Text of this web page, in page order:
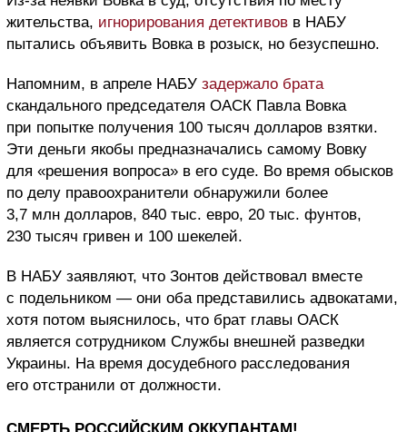
жительства, игнорирования детективов в НАБУ
пытались объявить Вовка в розыск, но безуспешно.
Напомним, в апреле НАБУ задержало брата
скандального председателя ОАСК Павла Вовка
при попытке получения 100 тысяч долларов взятки.
Эти деньги якобы предназначались самому Вовку
для «решения вопроса» в его суде. Во время обысков
по делу правоохранители обнаружили более
3,7 млн долларов, 840 тыс. евро, 20 тыс. фунтов,
230 тысяч гривен и 100 шекелей.
В НАБУ заявляют, что Зонтов действовал вместе
с подельником — они оба представились адвокатами,
хотя потом выяснилось, что брат главы ОАСК
является сотрудником Службы внешней разведки
Украины. На время досудебного расследования
его отстранили от должности.
СМЕРТЬ РОССИЙСКИМ ОККУПАНТАМ!